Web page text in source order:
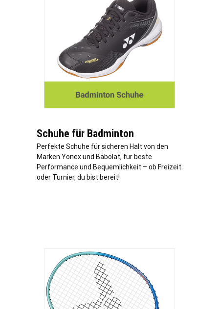
Schuhe für Badminton
Perfekte Schuhe für sicheren Halt von den
Marken Yonex und Babolat, für beste
Performance und Bequemlichkeit – ob Freizeit
oder Turnier, du bist bereit!